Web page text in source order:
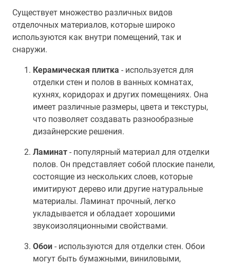
Существует множество различных видов
отделочных материалов, которые широко
используются как внутри помещений, так и
снаружи.
Керамическая плитка - используется для
отделки стен и полов в ванных комнатах,
кухнях, коридорах и других помещениях. Она
имеет различные размеры, цвета и текстуры,
что позволяет создавать разнообразные
дизайнерские решения.
Ламинат - популярный материал для отделки
полов. Он представляет собой плоские панели,
состоящие из нескольких слоев, которые
имитируют дерево или другие натуральные
материалы. Ламинат прочный, легко
укладывается и обладает хорошими
звукоизоляционными свойствами.
Обои - используются для отделки стен. Обои
могут быть бумажными, виниловыми,